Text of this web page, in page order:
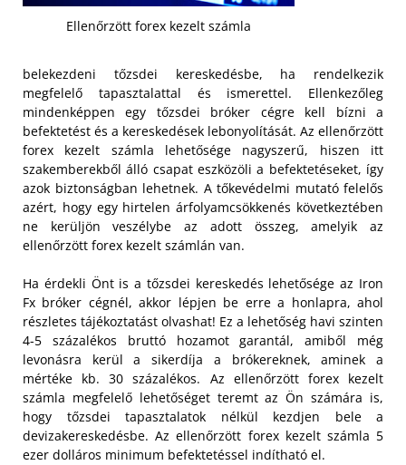
Ellenőrzött forex kezelt számla
belekezdeni tőzsdei kereskedésbe, ha rendelkezik
megfelelő tapasztalattal és ismerettel. Ellenkezőleg
mindenképpen egy tőzsdei bróker cégre kell bízni a
befektetést és a kereskedések lebonyolítását. Az ellenőrzött
forex kezelt számla lehetősége nagyszerű, hiszen itt
szakemberekből álló csapat eszközöli a befektetéseket, így
azok biztonságban lehetnek. A tőkevédelmi mutató felelős
azért, hogy egy hirtelen árfolyamcsökkenés következtében
ne kerüljön veszélybe az adott összeg, amelyik az
ellenőrzött forex kezelt számlán van.
Ha érdekli Önt is a tőzsdei kereskedés lehetősége az Iron
Fx bróker cégnél, akkor lépjen be erre a honlapra, ahol
részletes tájékoztatást olvashat! Ez a lehetőség havi szinten
4-5 százalékos bruttó hozamot garantál, amiből még
levonásra kerül a sikerdíja a brókereknek, aminek a
mértéke kb. 30 százalékos. Az ellenőrzött forex kezelt
számla megfelelő lehetőséget teremt az Ön számára is,
hogy tőzsdei tapasztalatok nélkül kezdjen bele a
devizakereskedésbe. Az ellenőrzött forex kezelt számla 5
ezer dolláros minimum befektetéssel indítható el.